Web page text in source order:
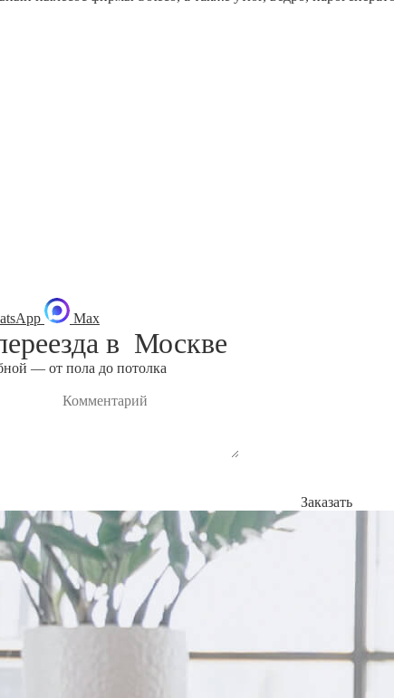
Max
в Москве
— от пола до потолка
Заказать